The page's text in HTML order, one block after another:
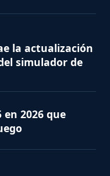
la actualización
simulador de
en 2026 que